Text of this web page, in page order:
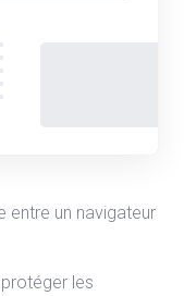
entre un navigateur
les